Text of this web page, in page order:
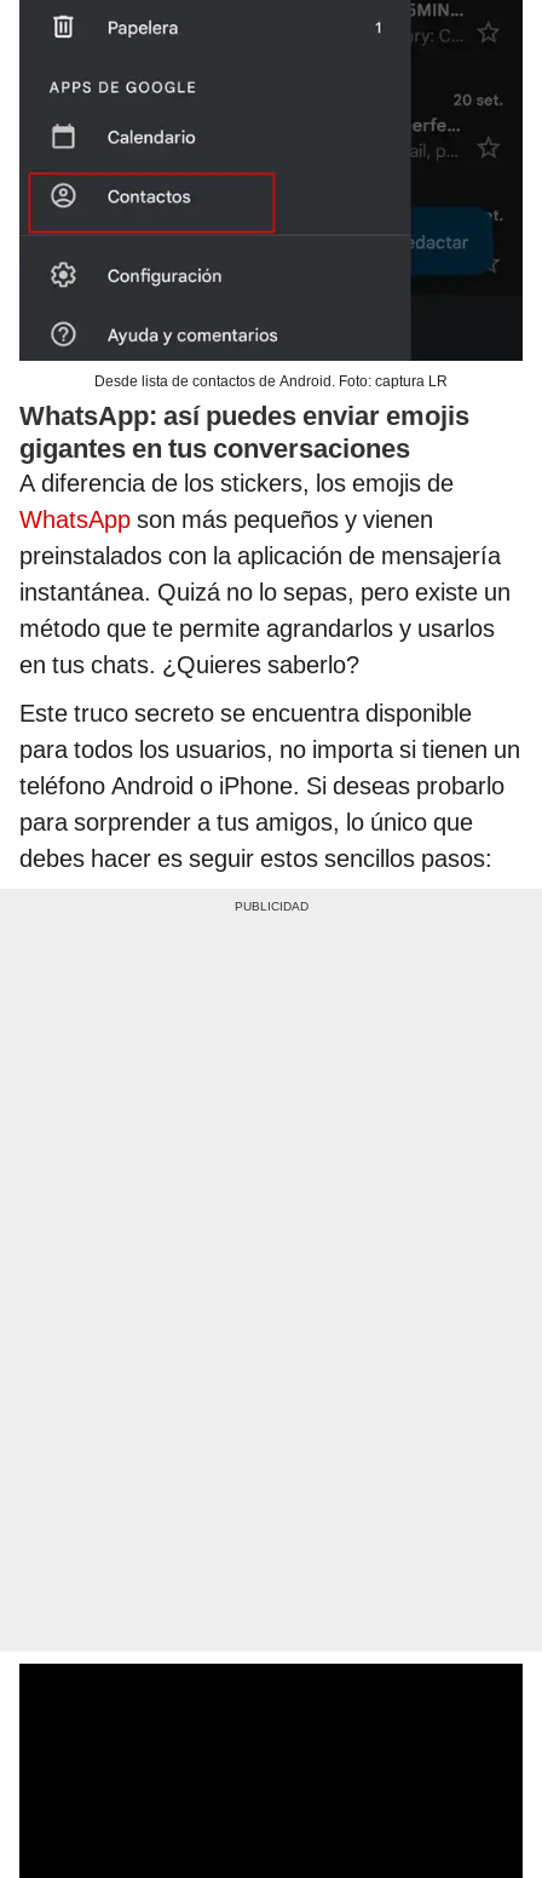
Desde lista de contactos de Android. Foto: captura LR
WhatsApp: así puedes enviar emojis
gigantes en tus conversaciones
A diferencia de los stickers, los emojis de
WhatsApp son más pequeños y vienen
preinstalados con la aplicación de mensajería
instantánea. Quizá no lo sepas, pero existe un
método que te permite agrandarlos y usarlos
en tus chats. ¿Quieres saberlo?
Este truco secreto se encuentra disponible
para todos los usuarios, no importa si tienen un
teléfono Android o iPhone. Si deseas probarlo
para sorprender a tus amigos, lo único que
debes hacer es seguir estos sencillos pasos: